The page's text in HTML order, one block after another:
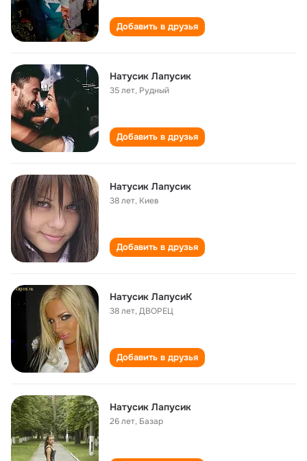
Добавить в друзья
Натусик Лапусик
35 лет, Рудный
Добавить в друзья
Натусик Лапусик
38 лет, Киев
Добавить в друзья
Натусик ЛапусиК
38 лет,ДВОРЕЦ
Добавить в друзья
Натусик Лапусик
26 лет, Базар